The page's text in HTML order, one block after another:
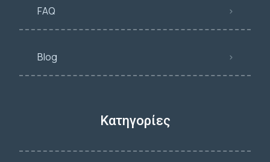
FAQ
Blog
Κατηγορίες